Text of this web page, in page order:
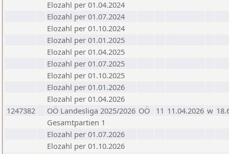
Elozahl per 01.04.2024
Elozahl per 01.07.2024
Elozahl per 01.10.2024
Elozahl per 01.01.2025
Elozahl per 01.04.2025
Elozahl per 01.07.2025
Elozahl per 01.10.2025
Elozahl per 01.01.2026
Elozahl per 01.04.2026
1247382
OÖ Landesliga 2025/2026 OÖ 11 11.04.2026 w
Gesamtpartien 1
Elozahl per 01.07.2026
Elozahl per 01.10.2026